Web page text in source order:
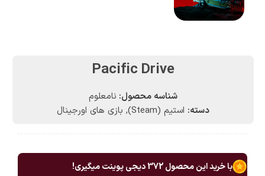
Pacific Drive
شناسه محصول: نامعلوم
دسته: استیم (Steam) , بازی های اورجینال
با خرید این محصول372دیجی پوینت میگیری!